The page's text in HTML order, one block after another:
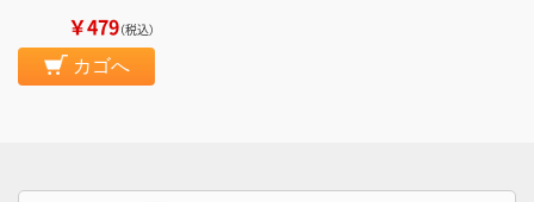
￥479（税込）
カゴへ